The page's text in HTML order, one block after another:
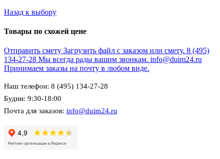
Назад к выбору
Товары по схожей цене
Отправить смету Загрузить файл с заказом или смету. 8 (495)
134-27-28 Мы всегда рады вашим звонкам. info@duim24.ru
Принимаем заказы на почту в любом виде.
Наш телефон: 8 (495) 134-27-28
Будни: 9:30-18:00
Почта для заказов: info@duim24.ru